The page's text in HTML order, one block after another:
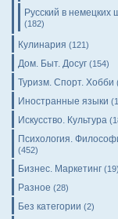
Русский в немецких
(182)
Кулинария (121)
Дом. Быт. Досуг (154)
Туризм. Спорт. Хобби
Иностранные языки
Искусство. Культура
Психология.
(452)
Бизнес. Маркетинг (19)
Разное (28)
Без категории (2)